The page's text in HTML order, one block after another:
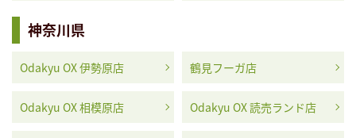
神奈川県
Odakyu OX 伊勢原店 鶴見フーガ店
Odakyu OX 相模原店 Odakyu OX 読売ランド店